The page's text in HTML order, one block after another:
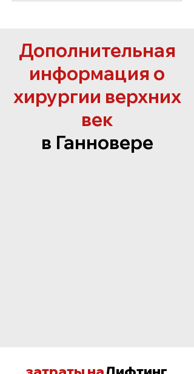
Дополнительная
информация о
хирургии верхних
век
в Ганновере